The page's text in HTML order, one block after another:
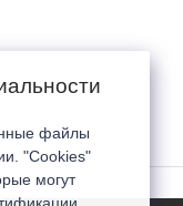
файлы
"Cookies"
могут